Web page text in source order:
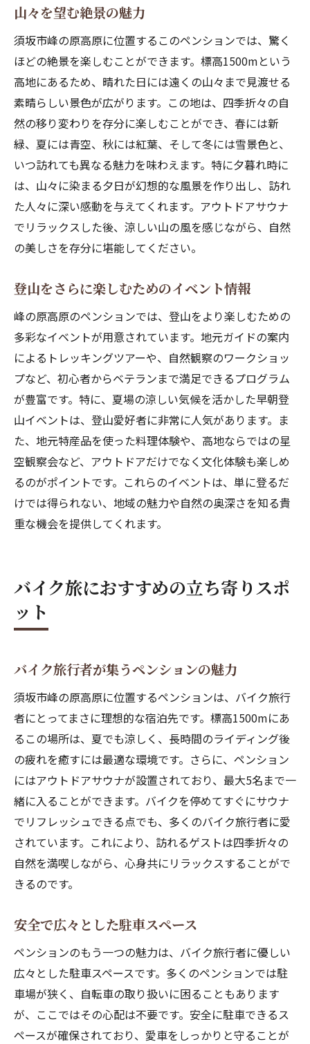
山々を望む絶景の魅力
須坂市峰の原高原に位置するこのペンションでは、驚く
ほどの絶景を楽しむことができます。標高1500mという
高地にあるため、晴れた日には遠くの山々まで見渡せる
素晴らしい景色が広がります。この地は、四季折々の自
然の移り変わりを存分に楽しむことができ、春には新
緑、夏には青空、秋には紅葉、そして冬には雪景色と、
いつ訪れても異なる魅力を味わえます。特に夕暮れ時に
は、山々に染まる夕日が幻想的な風景を作り出し、訪れ
た人々に深い感動を与えてくれます。アウトドアサウナ
でリラックスした後、涼しい山の風を感じながら、自然
の美しさを存分に堪能してください。
登山をさらに楽しむためのイベント情報
峰の原高原のペンションでは、登山をより楽しむための
多彩なイベントが用意されています。地元ガイドの案内
によるトレッキングツアーや、自然観察のワークショッ
プなど、初心者からベテランまで満足できるプログラム
が豊富です。特に、夏場の涼しい気候を活かした早朝登
山イベントは、登山愛好者に非常に人気があります。ま
た、地元特産品を使った料理体験や、高地ならではの星
空観察会など、アウトドアだけでなく文化体験も楽しめ
るのがポイントです。これらのイベントは、単に登るだ
けでは得られない、地域の魅力や自然の奥深さを知る貴
重な機会を提供してくれます。
バイク旅におすすめの立ち寄りスポ
ット
バイク旅行者が集うペンションの魅力
須坂市峰の原高原に位置するペンションは、バイク旅行
者にとってまさに理想的な宿泊先です。標高1500mにあ
るこの場所は、夏でも涼しく、長時間のライディング後
の疲れを癒すには最適な環境です。さらに、ペンション
にはアウトドアサウナが設置されており、最大5名まで一
緒に入ることができます。バイクを停めてすぐにサウナ
でリフレッシュできる点でも、多くのバイク旅行者に愛
されています。これにより、訪れるゲストは四季折々の
自然を満喫しながら、心身共にリラックスすることがで
きるのです。
安全で広々とした駐車スペース
ペンションのもう一つの魅力は、バイク旅行者に優しい
広々とした駐車スペースです。多くのペンションでは駐
車場が狭く、自転車の取り扱いに困ることもあります
が、ここではその心配は不要です。安全に駐車できるス
ペースが確保されており、愛車をしっかりと守ることが